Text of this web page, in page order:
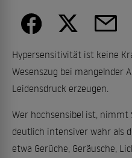
Hypersensitivität ist keine
Wesenszug bei mangelnder
Leidensdruck erzeugen.
Wer hochsensibel ist, nimmt
deutlich intensiver wahr als
etwa Gerüche, Geräusche,